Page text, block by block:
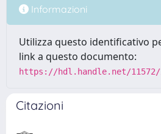
Informazioni
Utilizza questo identificativo
link a questo documento:
https://hdl.handle.net/11572/
Citazioni